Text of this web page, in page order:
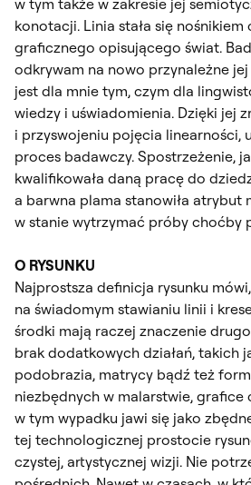
konotacji. Linia stała się
graficznego opisującego świat.
odkrywam na nowo przynależne
jest dla mnie tym, czym dla
wiedzy i uświadomienia. Dzięki jej
i przyswojeniu pojęcia linearności,
proces badawczy. Spostrzeżenie,
kwalifikowała daną pracę do
a barwna plama stanowiła atrybut
w stanie wytrzymać próby choćby
O RYSUNKU
Najprostsza definicja rysunku
na świadomym stawianiu linii i
środki mają raczej znaczenie
brak dodatkowych działań, takich
podobrazia, matrycy bądź też
niezbędnych w malarstwie, grafice
w tym wypadku jawi się jako
tej technologicznej prostocie
czystej, artystycznej wizji. Nie